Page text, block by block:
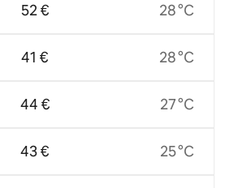
52 €
41 €
44 €
43 €
28 °C
28 °C
27 °C
25 °C